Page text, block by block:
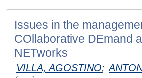
Issues in the
COllaborative DEmand
NETworks
VILLA, AGOSTINO;